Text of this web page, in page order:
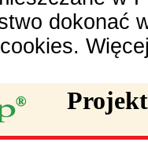
dokonać